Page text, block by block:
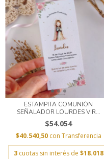
ESTAMPITA COMUNIÓN
SEÑALADOR LOURDES VIR...
$54.054
$40.540,50 con Transferencia
3 cuotas sin interés de $18.018